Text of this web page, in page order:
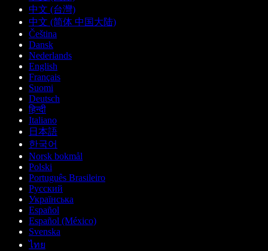
中文 (台灣)
中文 (简体 中国大陆)
Čeština
Dansk
Nederlands
English
Français
Suomi
Deutsch
हिन्दी
Italiano
日本語
한국어
Norsk bokmål
Polski
Português Brasileiro
Русский
Українська
Español
Español (México)
Svenska
ไทย